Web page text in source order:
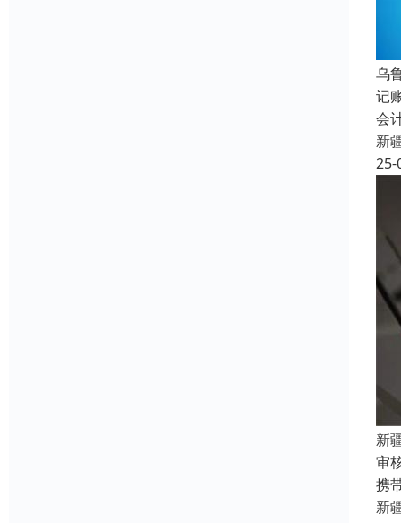
乌
记
会
新
25-
新
审
携
新